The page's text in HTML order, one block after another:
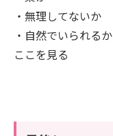
・無理してないか
・自然でいられるか
ここを見る